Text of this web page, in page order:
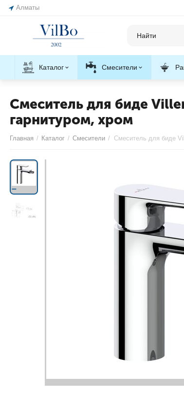
Алматы
Каталог Смесители
Смеситель для биде
гарнитуром, хром
Главная / Каталог / Смесители /